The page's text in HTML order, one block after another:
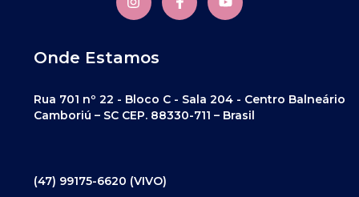
Onde Estamos
Rua 701 nº 22 - Bloco C - Sala 204 - Centro Balneário
Camboriú – SC CEP. 88330-711 – Brasil
(47) 99175-6620 (VIVO)